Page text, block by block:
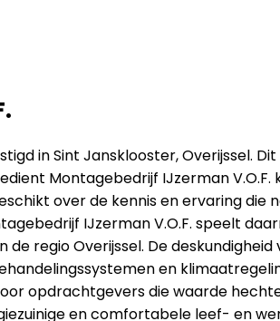
in Sint Jansklooster, Overijssel.
Montagebedrijf IJzerman
over de kennis en ervaring
IJzerman V.O.F. speelt
regio Overijssel. De
en
opdrachtgevers die waarde
en comfortabele leef- en